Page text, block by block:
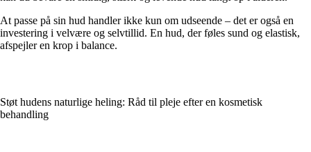
At passe på sin hud handler ikke kun om udseende – det er også en
investering i velvære og selvtillid. En hud, der føles sund og elastisk,
afspejler en krop i balance.
Støt hudens naturlige heling: Råd til pleje efter en kosmetisk
behandling